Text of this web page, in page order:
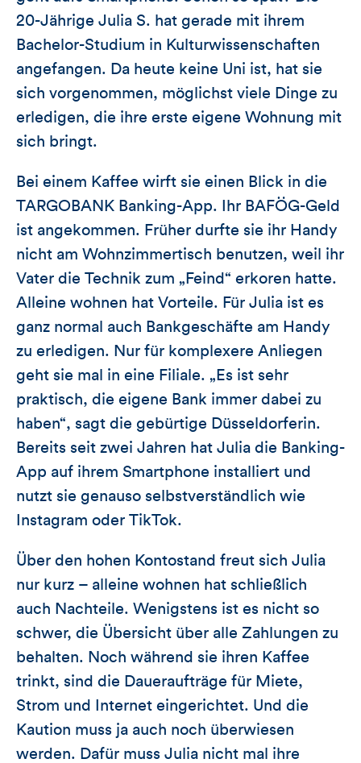
20-Jährige Julia S. hat gerade mit ihrem
Bachelor-Studium in Kulturwissenschaften
angefangen. Da heute keine Uni ist, hat sie
sich vorgenommen, möglichst viele Dinge zu
erledigen, die ihre erste eigene Wohnung mit
sich bringt.
Bei einem Kaffee wirft sie einen Blick in die
TARGOBANK Banking-App. Ihr BAFÖG-Geld
ist angekommen. Früher durfte sie ihr Handy
nicht am Wohnzimmertisch benutzen, weil ihr
Vater die Technik zum „Feind“ erkoren hatte.
Alleine wohnen hat Vorteile. Für Julia ist es
ganz normal auch Bankgeschäfte am Handy
zu erledigen. Nur für komplexere Anliegen
geht sie mal in eine Filiale. „Es ist sehr
praktisch, die eigene Bank immer dabei zu
haben“, sagt die gebürtige Düsseldorferin.
Bereits seit zwei Jahren hat Julia die Banking-
App auf ihrem Smartphone installiert und
nutzt sie genauso selbstverständlich wie
Instagram oder TikTok.
Über den hohen Kontostand freut sich Julia
nur kurz – alleine wohnen hat schließlich
auch Nachteile. Wenigstens ist es nicht so
schwer, die Übersicht über alle Zahlungen zu
behalten. Noch während sie ihren Kaffee
trinkt, sind die Daueraufträge für Miete,
Strom und Internet eingerichtet. Und die
Kaution muss ja auch noch überwiesen
werden. Dafür muss Julia nicht mal ihre